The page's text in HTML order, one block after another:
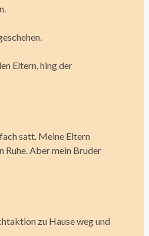
Eltern, hing der
satt. Meine Eltern
Ruhe. Aber mein Bruder
zu Hause weg und